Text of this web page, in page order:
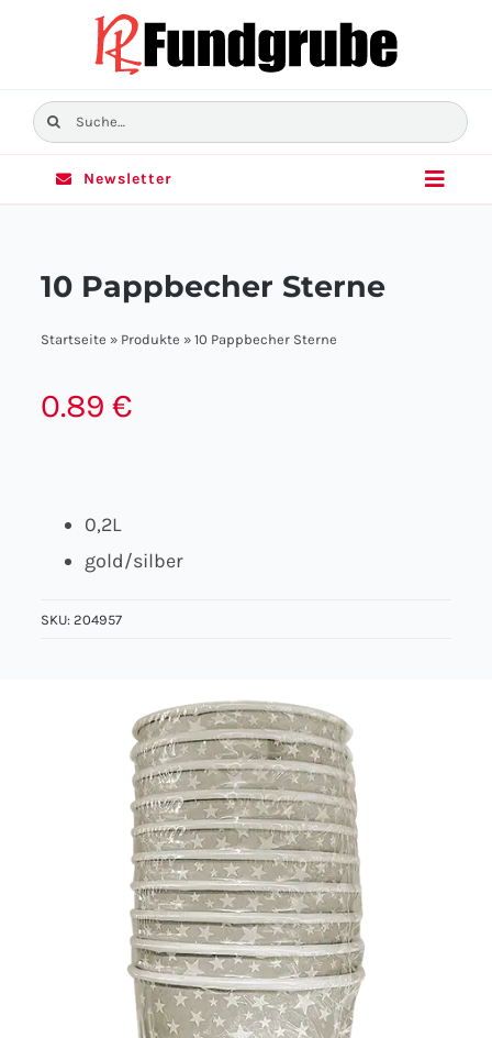
Suche
nach:
Toggle
Über uns
Newsletter
10 Pappbecher Sterne
Startseite » Produkte »10 Pappbecher Sterne
0.89€
0,2L
gold/silber
SKU:204957